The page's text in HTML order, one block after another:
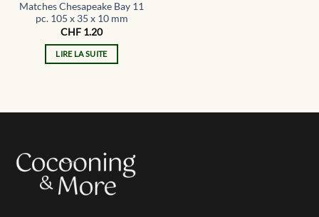
Matches Chesapeake Bay 11
pc. 105 x 35 x 10 mm
CHF 1.20
LIRE LA SUITE